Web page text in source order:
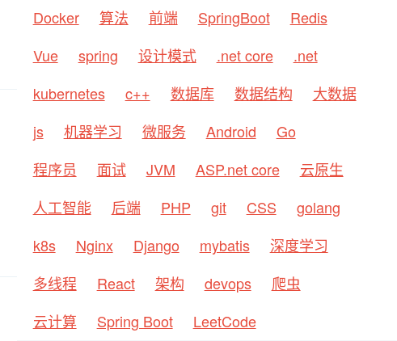
Docker
算法 前端 SpringBoot
Redis
Vue
spring 设计模式 .net core
.net
kubernetes
c++ 数据库 数据结构
大数据
js
机器学习 微服务 Android
Go
程序员
面试 JVM ASP.net core
云原生
人工智能
后端 PHP git CSS
golang
k8s
Nginx Django mybatis
深度学习
多线程
React 架构 devops
爬虫
云计算
Spring Boot LeetCode